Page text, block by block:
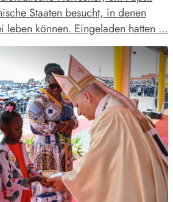
Staaten besucht, in denen
leben können. Eingeladen hatten …